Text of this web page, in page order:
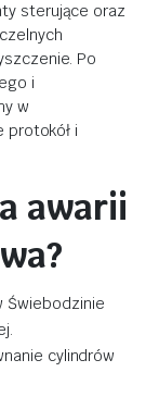
sterujące oraz
Po
i
w
protokół i
awarii
Świebodzinie
cylindrów